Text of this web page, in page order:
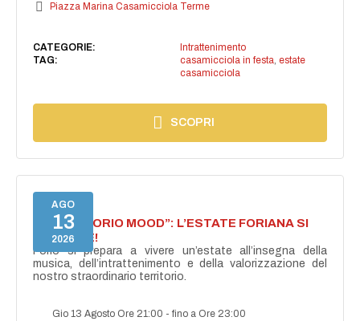
Piazza Marina Casamicciola Terme
CATEGORIE:
Intrattenimento
TAG:
casamicciola in festa, estate
casamicciola
SCOPRI
AGO
13
2026
NASCE “FORIO MOOD”: L’ESTATE FORIANA SI
ACCENDE!
Forio si prepara a vivere un’estate all’insegna della
musica, dell’intrattenimento e della valorizzazione del
nostro straordinario territorio.
Gio 13 Agosto Ore 21:00 -fino a Ore 23:00